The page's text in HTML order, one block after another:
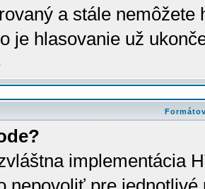
a stále
je hlasovanie už
implementácia